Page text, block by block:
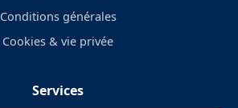
Conditions générales
Cookies & vie privée
Services